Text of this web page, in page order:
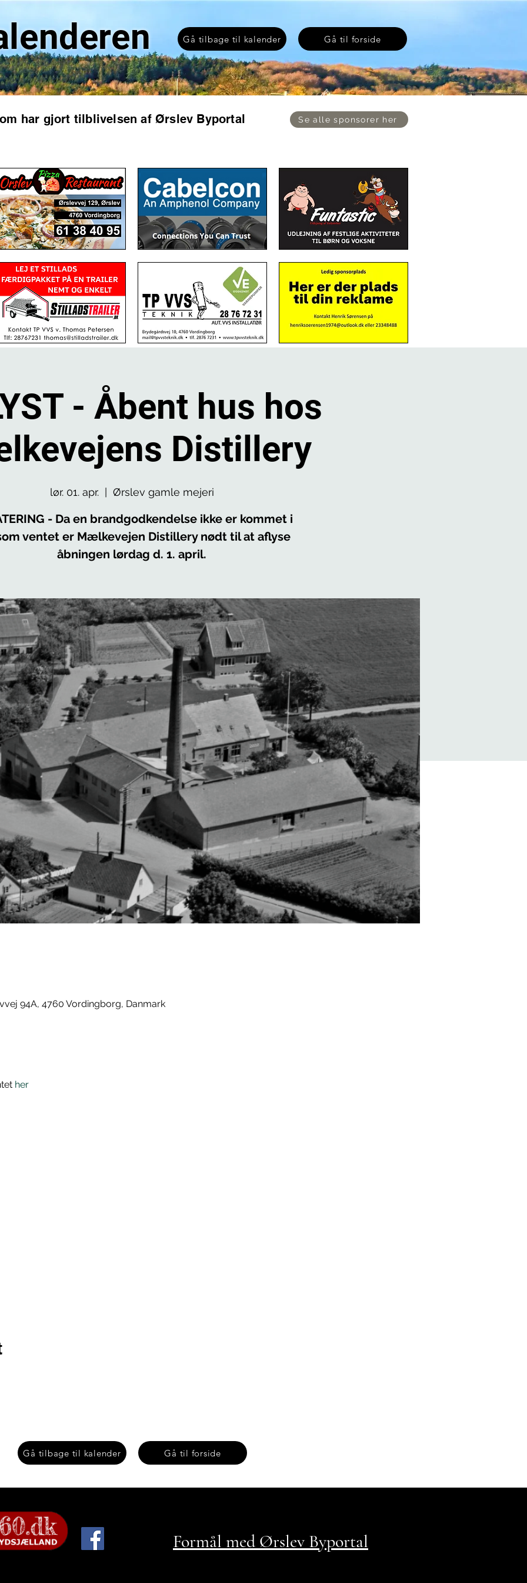
Gå tilbage til kalender Gå til forside
har gjort tilblivelsen af Ørslev Byportal Se alle sponsorer her
- Åbent hus hos
Distillery
lør. 01. apr.
  |
Ørslev gamle mejeri
- Da en brandgodkendelse ikke er kommet i
ventet er Mælkevejen Distillery nødt til at aflyse
åbningen lørdag d. 1. april.
94A, 4760 Vordingborg, Danmark
her
Gå tilbage til kalender Gå til forside
Formål med Ørslev Byportal